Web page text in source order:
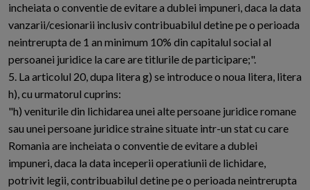
incheiata o conventie de evitare a dublei impuneri, daca la data
vanzarii/cesionarii inclusiv contribuabilul detine pe o perioada
neintrerupta de 1 an minimum 10% din capitalul social al
persoanei juridice la care are titlurile de participare;".
5. La articolul 20, dupa litera g) se introduce o noua litera, litera
h), cu urmatorul cuprins:
"h) veniturile din lichidarea unei alte persoane juridice romane
sau unei persoane juridice straine situate intr-un stat cu care
Romania are incheiata o conventie de evitare a dublei
impuneri, daca la data inceperii operatiunii de lichidare,
potrivit legii, contribuabilul detine pe o perioada neintrerupta